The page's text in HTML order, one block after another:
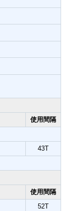
使用間隔
43T
使用間隔
52T